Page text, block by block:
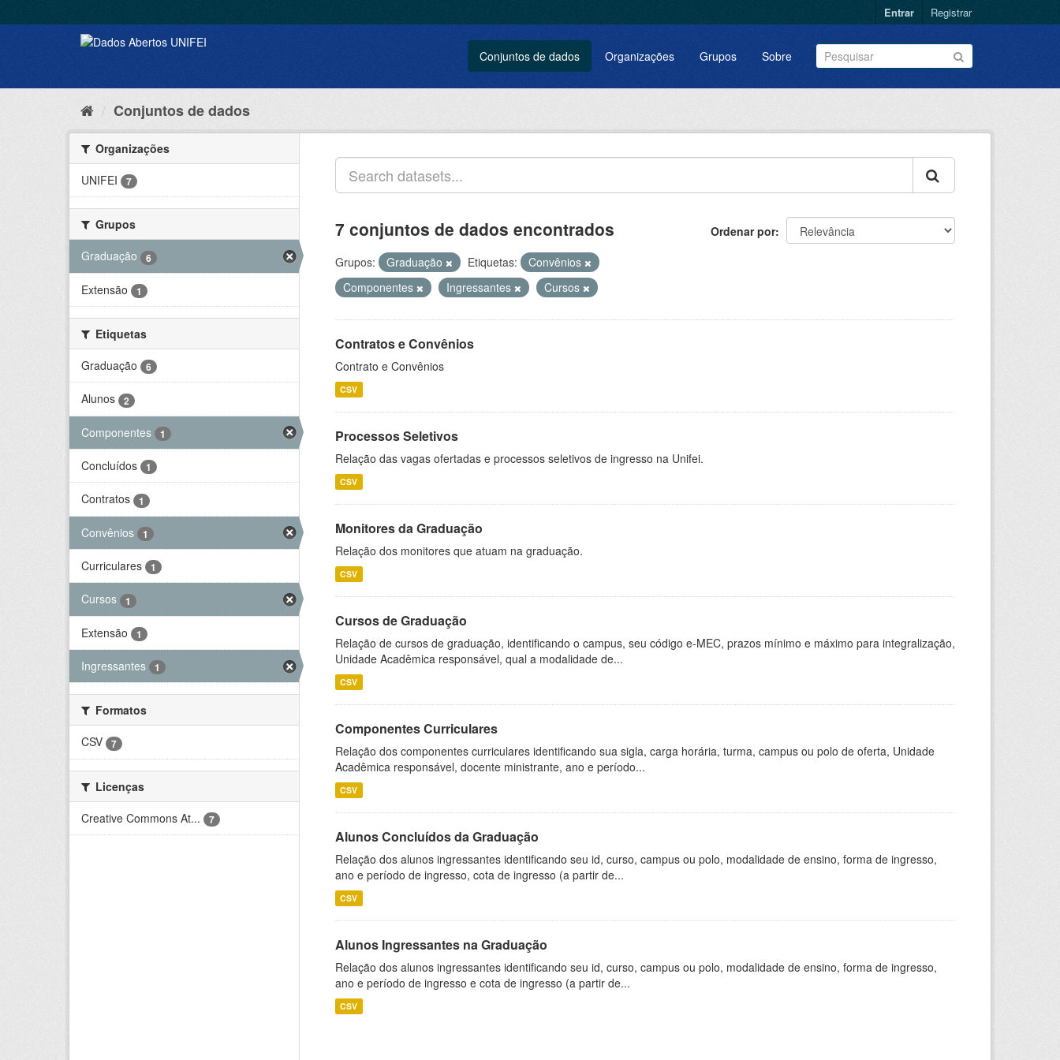
Entrar Registrar
Conjuntos de dados Organizações Grupos Sobre
Conjuntos de dados
Organizações
UNIFEI
7
Grupos
Graduação
6
Extensão 1
Etiquetas
Graduação
6
Alunos 2
Componentes 1
Concluídos 1
Contratos 1
Convênios 1
Curriculares 1
Cursos 1
Extensão 1
Ingressantes 1
Formatos
CSV
7
Licenças
Creative Commons At...
7
Ordenar por
7 conjuntos de dados encontrados
Grupos: Graduação Etiquetas:
Convênios
Componentes
Ingressantes Cursos
Contratos e Convênios
Contrato e Convênios
CSV
Processos Seletivos
Relação das vagas ofertadas e processos seletivos de ingresso na Unifei.
CSV
Monitores da Graduação
Relação dos monitores que atuam na graduação.
CSV
Cursos de Graduação
Relação de cursos de graduação, identificando o campus, seu código e-MEC, prazos mínimo e máximo para integralização,
Unidade Acadêmica responsável, qual a modalidade de...
CSV
Componentes Curriculares
Relação dos componentes curriculares identificando sua sigla, carga horária, turma, campus ou polo de oferta, Unidade
Acadêmica responsável, docente ministrante, ano e período...
CSV
Alunos Concluídos da Graduação
Relação dos alunos ingressantes identificando seu id, curso, campus ou polo, modalidade de ensino, forma de ingresso,
ano e período de ingresso, cota de ingresso (a partir de...
CSV
Alunos Ingressantes na Graduação
Relação dos alunos ingressantes identificando seu id, curso, campus ou polo, modalidade de ensino, forma de ingresso,
ano e período de ingresso e cota de ingresso (a partir de...
CSV